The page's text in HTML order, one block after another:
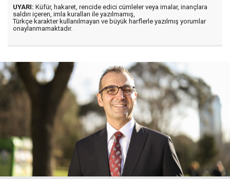
UYARI: Küfür, hakaret, rencide edici cümleler veya imalar, inançlara
saldırı içeren, imla kuralları ile yazılmamış,
Türkçe karakter kullanılmayan ve büyük harflerle yazılmış yorumlar
onaylanmamaktadır.